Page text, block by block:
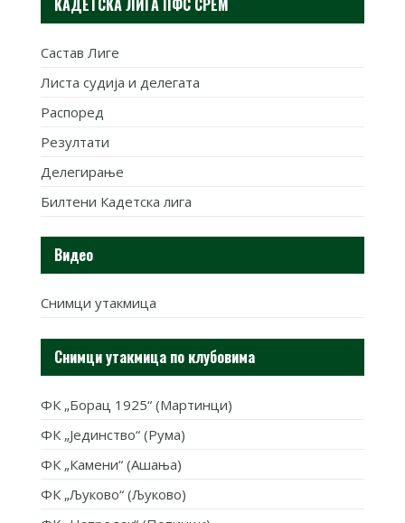
Састав Лиге
Листа судија и делегата
Распоред
Резултати
Делегирање
Билтени Кадетска лига
Видео
Снимци утакмица
Снимци утакмица по клубовима
ФК „Борац 1925“ (Мартинци)
ФК „Јединство“ (Рума)
ФК „Камени“ (Ашања)
ФК „Љуково“ (Љуково)